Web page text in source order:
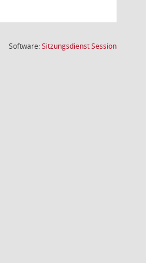
Software:SitzungsdienstSession(Wird in